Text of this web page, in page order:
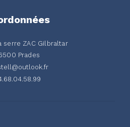
serre ZAC Gilbraltar
Prades